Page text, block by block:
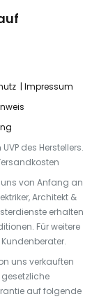
Impressum
des Herstellers.
uns von Anfang an
Architekt &
erhalten
Für weitere
uns verkauften
gesetzliche
auf folgende